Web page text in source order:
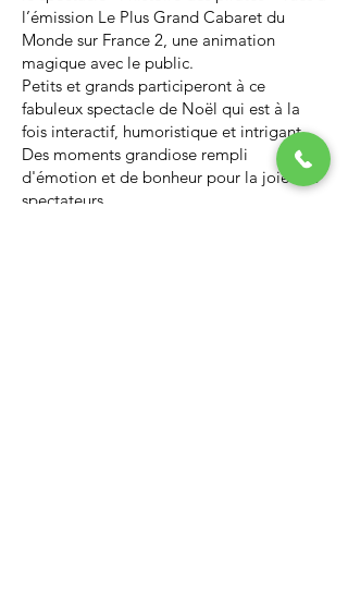
l’émission Le Plus Grand Cabaret du
Monde sur France 2, une animation
magique avec le public.
Petits et grands participeront à ce
fabuleux spectacle de Noël qui est à la
fois interactif, humoristique et intrigant.
Des moments grandiose rempli
d'émotion et de bonheur pour la joie des
spectateurs.